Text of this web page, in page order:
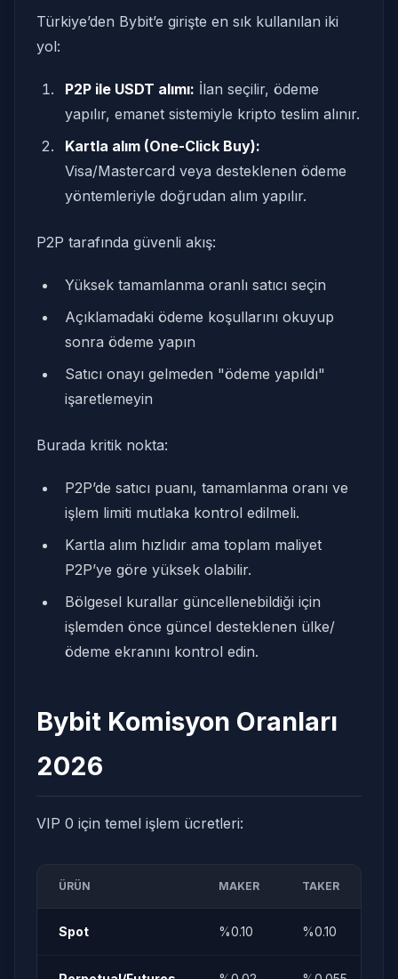
Türkiye’den Bybit’e girişte en sık kullanılan iki
yol:
P2P ile USDT alımı: İlan seçilir, ödeme
yapılır, emanet sistemiyle kripto teslim alınır.
Kartla alım (One-Click Buy):
Visa/Mastercard veya desteklenen ödeme
yöntemleriyle doğrudan alım yapılır.
P2P tarafında güvenli akış:
Yüksek tamamlanma oranlı satıcı seçin
Açıklamadaki ödeme koşullarını okuyup
sonra ödeme yapın
Satıcı onayı gelmeden "ödeme yapıldı"
işaretlemeyin
Burada kritik nokta:
P2P’de satıcı puanı, tamamlanma oranı ve
işlem limiti mutlaka kontrol edilmeli.
Kartla alım hızlıdır ama toplam maliyet
P2P’ye göre yüksek olabilir.
Bölgesel kurallar güncellenebildiği için
işlemden önce güncel desteklenen ülke/
ödeme ekranını kontrol edin.
Bybit Komisyon Oranları
2026
VIP 0 için temel işlem ücretleri:
ÜRÜN MAKER TAKER
Spot %0.10 %0.10